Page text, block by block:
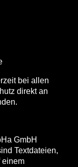
bei allen
direkt an
GmbH
Textdateien,
einem